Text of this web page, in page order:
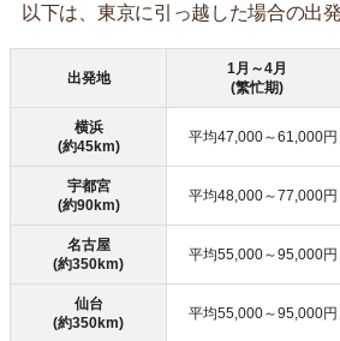
以下は、東京に引っ越した場合の出
出発地
1月～4月
(繁忙期)
横浜
(約45km)
平均47,000～61,000円
宇都宮
(約90km)
平均48,000～77,000円
名古屋
(約350km)
平均55,000～95,000円
仙台
(約350km)
平均55,000～95,000円